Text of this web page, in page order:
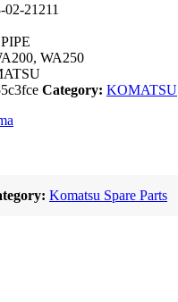
02-21211
PIPE
WA250
Category: KOMATSU
Komatsu Spare Parts